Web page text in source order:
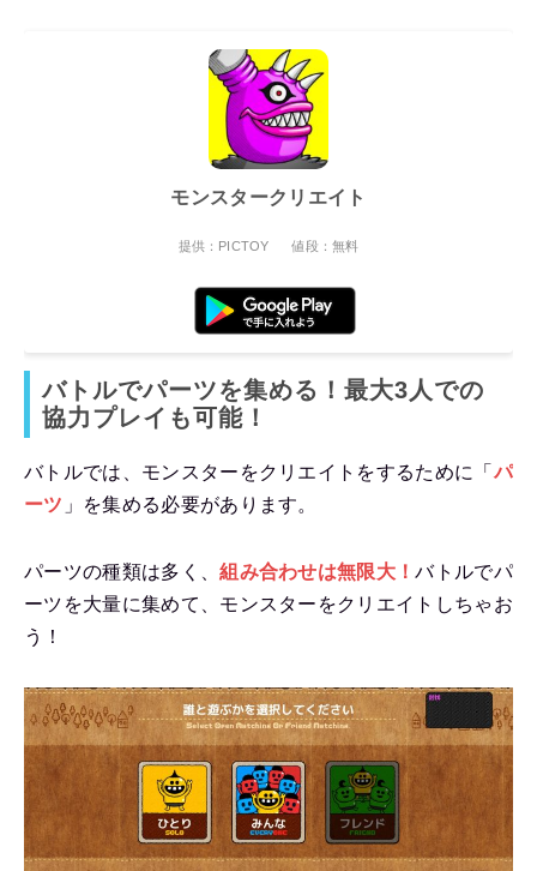
モンスタークリエイト
提供：PICTOY 値段：無料
バトルでパーツを集める！最大3人での
協力プレイも可能！
バトルでは、モンスターをクリエイトをするために「 パ
ーツ 」を集める必要があります。
パーツの種類は多く、組み合わせは無限大！バトルでパ
ーツを大量に集めて、モンスターをクリエイトしちゃお
う！